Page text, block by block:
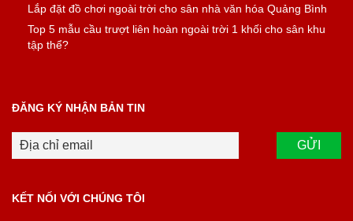
Lắp đặt đồ chơi ngoài trời cho sân nhà văn hóa Quảng Bình
Top 5 mẫu cầu trượt liên hoàn ngoài trời 1 khối cho sân khu
tập thể?
ĐĂNG KÝ NHẬN BẢN TIN
KẾT NỐI VỚI CHÚNG TÔI